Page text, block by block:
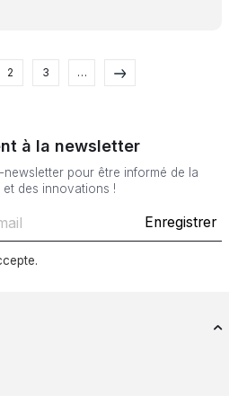
2 3 …
à la newsletter
pour être informé de la
et des innovations !
Enregistrer